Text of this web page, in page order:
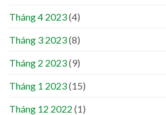
Tháng 4 2023(4)
Tháng 3 2023(8)
Tháng 2 2023(9)
Tháng 1 2023(15)
Tháng 12 2022 (1)